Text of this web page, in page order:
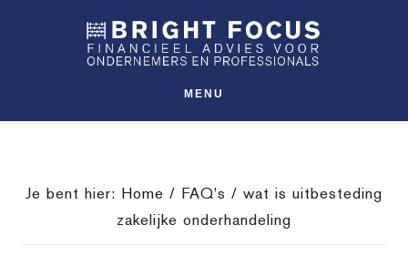
inhoud
MENU
Je bent hier: Home / FAQ's / wat is uitbesteding
zakelijke onderhandeling